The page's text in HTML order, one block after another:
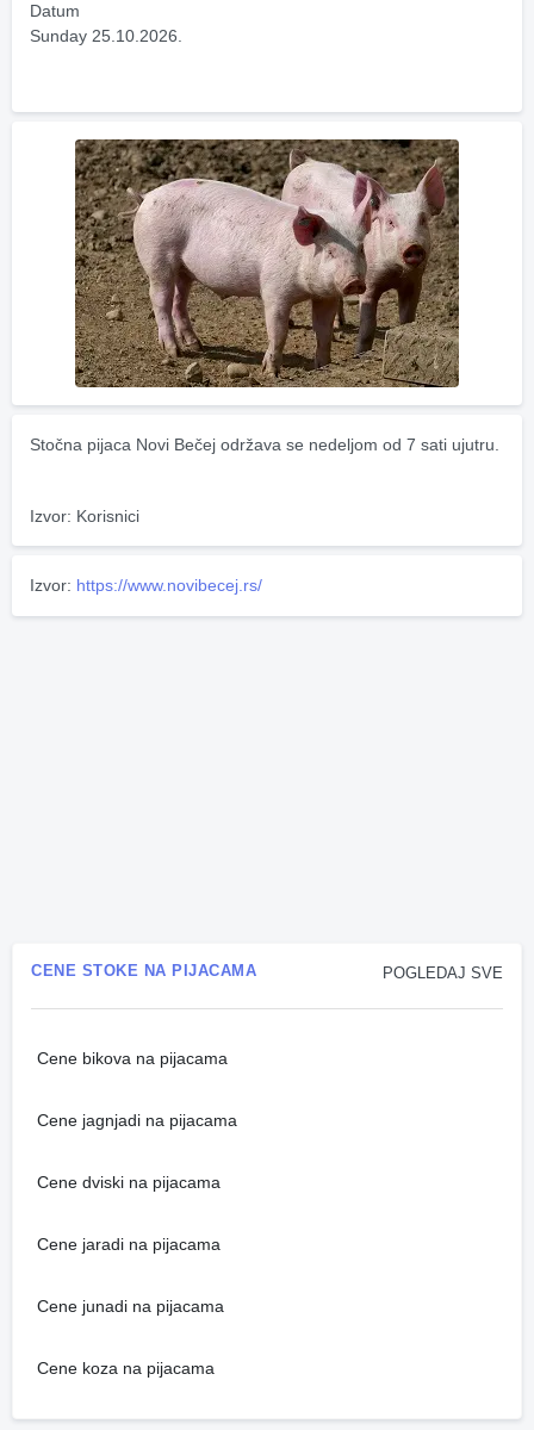
Datum
Sunday 25.10.2026.
Stočna pijaca Novi Bečej održava se nedeljom od 7 sati ujutru.
Izvor: Korisnici
Izvor: https://www.novibecej.rs/
POGLEDAJ SVE
CENE STOKE NA PIJACAMA
Cene bikova na pijacama
Cene jagnjadi na pijacama
Cene dviski na pijacama
Cene jaradi na pijacama
Cene junadi na pijacama
Cene koza na pijacama